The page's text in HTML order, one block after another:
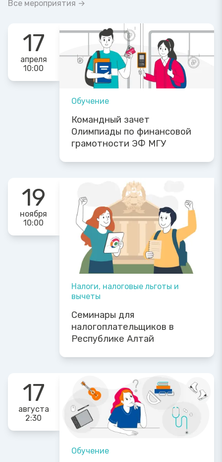
Все мероприятия →
17
апреля
10:00
Обучение
Командный зачет
Олимпиады по финансовой
грамотности ЭФ МГУ
19
ноября
10:00
Налоги, налоговые льготы и
вычеты
Семинары для
налогоплательщиков в
Республике Алтай
17
августа
2:30
Обучение